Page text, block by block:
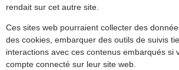
rendait sur cet autre site.
Ces sites web pourraient collecter des
des cookies, embarquer des outils de suivis
interactions avec ces contenus embarqués si
compte connecté sur leur site web.